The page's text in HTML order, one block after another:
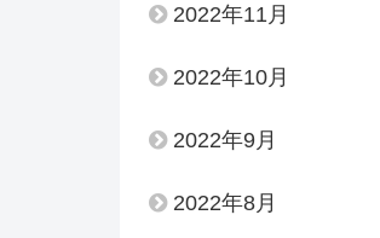
2022年11月
2022年10月
2022年9月
2022年8月